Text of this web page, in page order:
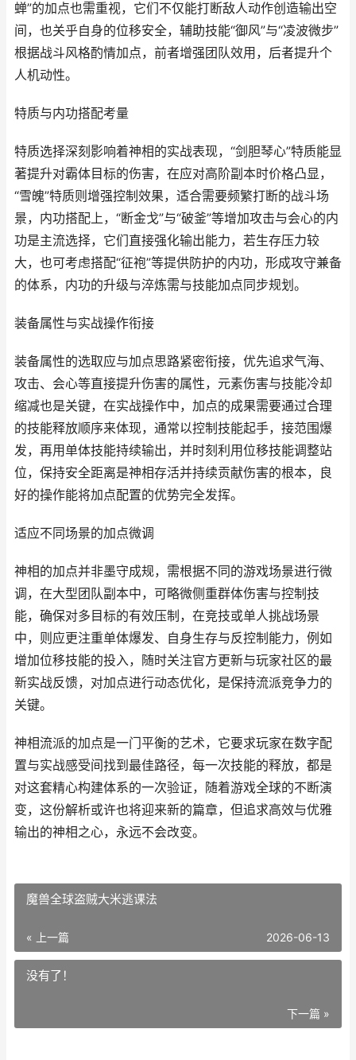
蝉”的加点也需重视，它们不仅能打断敌人动作创造输出空
间，也关乎自身的位移安全，辅助技能“御风”与“凌波微步”
根据战斗风格酌情加点，前者增强团队效用，后者提升个
人机动性。
特质与内功搭配考量
特质选择深刻影响着神相的实战表现，“剑胆琴心”特质能显
著提升对霸体目标的伤害，在应对高阶副本时价格凸显，
“雪魄”特质则增强控制效果，适合需要频繁打断的战斗场
景，内功搭配上，“断金戈”与“破釜”等增加攻击与会心的内
功是主流选择，它们直接强化输出能力，若生存压力较
大，也可考虑搭配“征袍”等提供防护的内功，形成攻守兼备
的体系，内功的升级与淬炼需与技能加点同步规划。
装备属性与实战操作衔接
装备属性的选取应与加点思路紧密衔接，优先追求气海、
攻击、会心等直接提升伤害的属性，元素伤害与技能冷却
缩减也是关键，在实战操作中，加点的成果需要通过合理
的技能释放顺序来体现，通常以控制技能起手，接范围爆
发，再用单体技能持续输出，并时刻利用位移技能调整站
位，保持安全距离是神相存活并持续贡献伤害的根本，良
好的操作能将加点配置的优势完全发挥。
适应不同场景的加点微调
神相的加点并非墨守成规，需根据不同的游戏场景进行微
调，在大型团队副本中，可略微侧重群体伤害与控制技
能，确保对多目标的有效压制，在竞技或单人挑战场景
中，则应更注重单体爆发、自身生存与反控制能力，例如
增加位移技能的投入，随时关注官方更新与玩家社区的最
新实战反馈，对加点进行动态优化，是保持流派竞争力的
关键。
神相流派的加点是一门平衡的艺术，它要求玩家在数字配
置与实战感受间找到最佳路径，每一次技能的释放，都是
对这套精心构建体系的一次验证，随着游戏全球的不断演
变，这份解析或许也将迎来新的篇章，但追求高效与优雅
输出的神相之心，永远不会改变。
魔兽全球盗贼大米逃课法
« 上一篇 2026-06-13
没有了！
下一篇 »